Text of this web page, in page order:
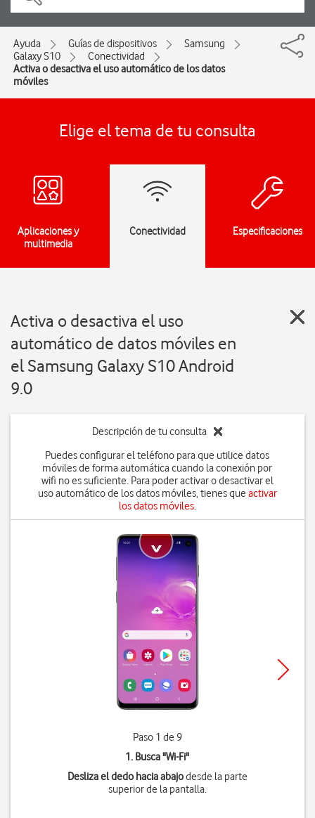
Ayuda Guías de dispositivos
Samsung
Galaxy S10
Conectividad
Activa o desactiva el uso automático de los datos
móviles
Elige el tema de tu consulta
Aplicaciones y
multimedia
Conectividad Especificaciones
Activa o desactiva el uso
automático de datos móviles en
el Samsung Galaxy S10 Android
9.0
Descripción de tu consulta
Puedes configurar el teléfono para que utilice datos
móviles de forma automática cuando la conexión por
wifi no es suficiente. Para poder activar o desactivar el
uso automático de los datos móviles, tienes que activar
los datos móviles.
Paso 1 de 9
1. Busca "Wi-Fi"
Desliza el dedo hacia abajodesde la parte
superior de la pantalla.